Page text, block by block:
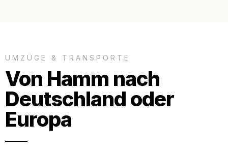
UMZÜGE & TRANSPORTE
Von Hamm nach
Deutschland oder
Europa